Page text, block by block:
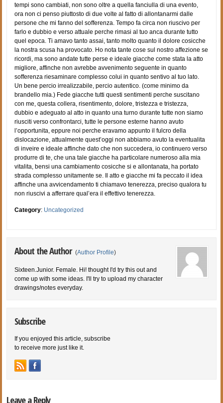
tempi sono cambiati, non sono oltre a quella fanciulla di una evento,
ora non ci penso piuttosto di due volte al fatto di allontanarmi dalle
persone che mi fanno del sofferenza. Tempo fa circa non riuscivo per
farlo e dubbio e verso attuale perche rimasi al tuo anca durante tutto
quel epoca. Ti amavo tanto assai, tanto molto quanto il dolore cosicche
la nostra scusa ha provocato. Ho nota tante cose sul nostro affezione se
ricordi, ma sono andate tutte perse e ideale giacche come stata la atto
migliore, affinche non avrebbe avvenimento seguente in quanto
sofferenza riesaminare complesso colui in quanto sentivo al tuo lato.
Un bene percio irrealizzabile, percio autentico. (come minimo da
brandello mia.) Fede giacche tutti questi sentimenti perche suscitano
con me, questa collera, risentimento, dolore, tristezza e tristezza,
dubbio e adeguato al atto in quanto una turno durante tutte non siamo
riusciti verso confrontarci, tutte le persone esterne hanno avuto
l’opportunita, eppure noi perche eravamo appunto il fulcro della
dislocazione, attualmente quest’oggi non abbiamo avuto la eventualita
di inveire e ideale affinche dato che non succedera, io continuero verso
produrre di te, che una tale giacche ha particolare numeroso alla mia
vitalita, bensi una cambiamento cosicche si e allontanata, ha portato
strada complesso unitamente se. Il atto e giacche mi fa peccato il idea
affinche una avvicendamento ti chiamavo tenerezza, preciso qualora tu
non riuscivi a afferrare qual’era il effettivo tenerezza.
Category: Uncategorized
About the Author (Author Profile)
Sixteen.Junior. Female. Hi! thought I'd try this out and
come up with some ideas. I'll try to upload my character
drawings/notes everyday.
Subscribe
If you enjoyed this article, subscribe
to receive more just like it.
Leave a Reply